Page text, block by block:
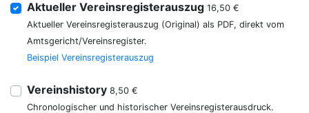
Aktueller Vereinsregisterauszug 16,50 €
Aktueller Vereinsregisterauszug (Original) als PDF, direkt vom
Amtsgericht/Vereinsregister.
Beispiel Vereinsregisterauszug
Vereinshistory 8,50 €
Chronologischer und historischer Vereinsregisterausdruck.